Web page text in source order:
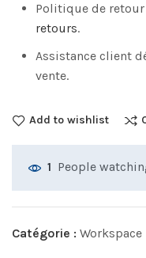
Politique de
retours.
Assistance client
vente.
Add to wishlist
1 People
Catégorie : Workspace